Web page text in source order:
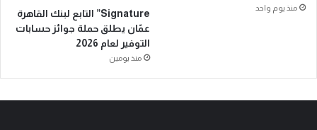
منذ يوم واحد
Signature” التابع لبنك القاهرة
عمّان يطلق حملة جوائز حسابات
التوفير لعام 2026
منذ يومين